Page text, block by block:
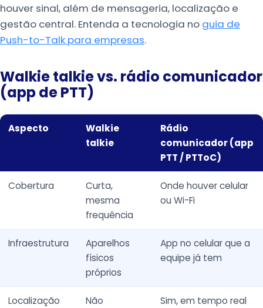
houver sinal, além de mensageria, localização e
gestão central. Entenda a tecnologia no guia de
Push-to-Talk para empresas.
Walkie talkie vs. rádio comunicador
(app de PTT)
Aspecto
Walkie
talkie
Rádio
comunicador (app
PTT / PTToC)
Cobertura
Curta,
mesma
frequência
Onde houver celular
ou Wi-Fi
Infraestrutura
Aparelhos
físicos
próprios
App no celular que a
equipe já tem
Localização
Não Sim, em tempo real